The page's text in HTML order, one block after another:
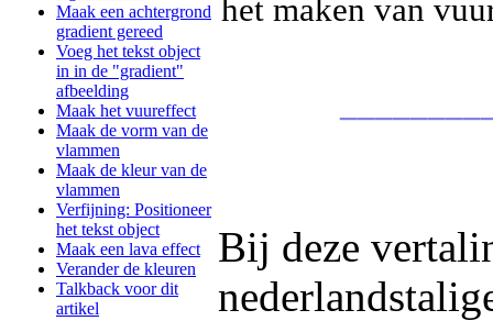
Maak een achtergrond
gradient gereed
Voeg het tekst object
in in de "gradient"
afbeelding
Maak het vuureffect
Maak de vorm van de
vlammen
Maak de kleur van de
vlammen
Verfijning: Positioneer
het tekst object
Maak een lava effect
Verander de kleuren
Talkback voor dit
artikel
het maken van
Bij deze